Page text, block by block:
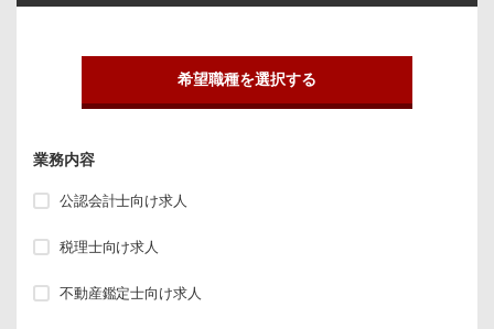
希望職種を選択する
業務内容
公認会計士向け求人
税理士向け求人
不動産鑑定士向け求人